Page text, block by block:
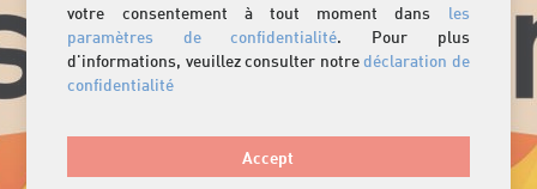
votre consentement à tout moment dans les
paramètres de confidentialité. Pour plus
d'informations, veuillez consulter notredéclaration de
confidentialité
Accept